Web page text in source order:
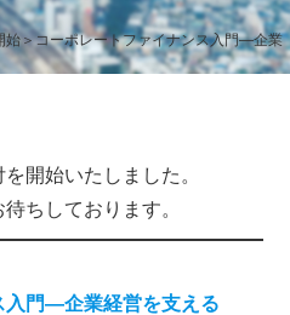
始＞コーポレートファイナンス入門―企業
開始いたしました。
ちしております。
入門―企業経営を支える